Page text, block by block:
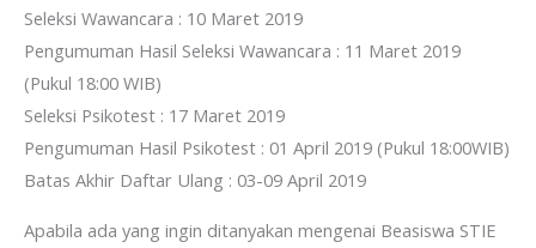
Seleksi Wawancara : 10 Maret 2019
Pengumuman Hasil Seleksi Wawancara : 11 Maret 2019
(Pukul 18:00 WIB)
Seleksi Psikotest : 17 Maret 2019
Pengumuman Hasil Psikotest : 01 April 2019 (Pukul 18:00WIB)
Batas Akhir Daftar Ulang : 03-09 April 2019
Apabila ada yang ingin ditanyakan mengenai Beasiswa STIE